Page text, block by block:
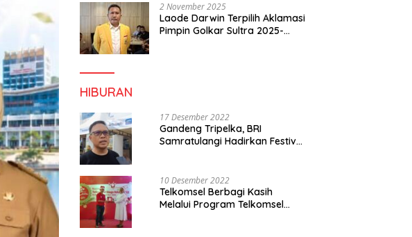
2 November 2025
Laode Darwin Terpilih Aklamasi
Pimpin Golkar Sultra 2025-
HIBURAN
17 Desember 2022
Gandeng Tripelka, BRI
Samratulangi Hadirkan Festival
10 Desember 2022
Telkomsel Berbagi Kasih
Melalui Program Telkomsel